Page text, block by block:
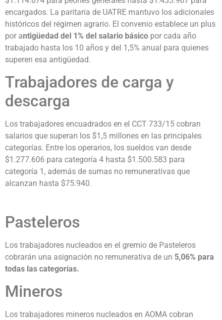
encargados. La paritaria de UATRE mantuvo los adicionales
históricos del régimen agrario. El convenio establece un plus
por antigüedad del 1% del salario básico por cada año
trabajado hasta los 10 años y del 1,5% anual para quienes
superen esa antigüedad.
Trabajadores de carga y
descarga
Los trabajadores encuadrados en el CCT 733/15 cobran
salarios que superan los $1,5 millones en las principales
categorías. Entre los operarios, los sueldos van desde
$1.277.606 para categoría 4 hasta $1.500.583 para
categoría 1, además de sumas no remunerativas que
alcanzan hasta $75.940.
Pasteleros
Los trabajadores nucleados en el gremio de Pasteleros
cobrarán una asignación no remunerativa de un 5,06% para
todas las categorías.
Mineros
Los trabajadores mineros nucleados en AOMA cobran